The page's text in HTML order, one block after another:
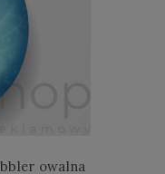
owalna